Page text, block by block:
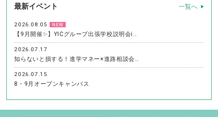
最新イベント 一覧へ
2026.08.05 NEW
【9月開催✨】YICグループ出張学校説明会i…
2026.07.17
知らないと損する！進学マネー×進路相談会…
2026.07.15
8・9月オープンキャンパス